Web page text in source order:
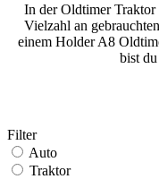
In der Oldtimer
Vielzahl an
einem Holder A8
bist
Filter
Auto
Traktor